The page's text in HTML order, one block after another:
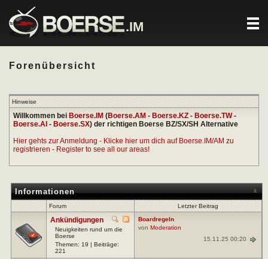
.IM
Forenübersicht
Hinweise
Willkommen bei Boerse.IM (Boerse.AM - Boerse.KZ - Boerse.TW-
Boerse.AI - Boerse.SX) der richtigen Boerse BZ/SX/SH Alternative
Hier gehts zur Anmeldung - Klicke hier um dich auf Boerse.IM/AM zu
registrieren - Register to see all our areas!
Informationen
Forum Letzter Beitrag
Ankündigungen
Neuigkeiten rund um die
Boerse
Themen: 19 | Beiträge:
221
Boardregeln
von Moderation
15.11.25 00:20